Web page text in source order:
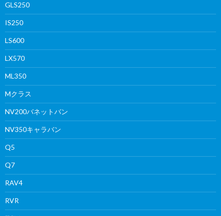
GLS250
IS250
LS600
LX570
ML350
Mクラス
NV200バネットバン
NV350キャラバン
Q5
Q7
RAV4
RVR